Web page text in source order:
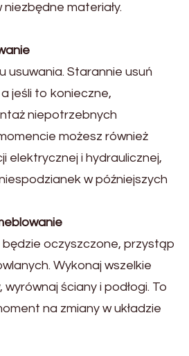
materiały.
usuwania. Starannie usuń
jeśli to konieczne,
niepotrzebnych
możesz również
elektrycznej i hydraulicznej,
w późniejszych
oczyszczone, przystąp
Wykonaj wszelkie
ściany i podłogi. To
na zmiany w układzie